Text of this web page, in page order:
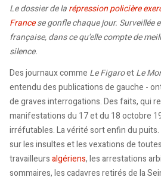
Le dossier de larépression policière
Francese gonfle chaque jour. Surveillée
française, dans ce qu'elle compte de
silence.
Des journaux comme Le FigaroetLe
entendu des publications de gauche -
de graves interrogations. Des faits, qui
manifestations du 17 et du 18 octobre
irréfutables. La vérité sort enfin du
sur les insultes et les vexations de
travailleursalgériens, les arrestations
sommaires, les cadavres retirés de la